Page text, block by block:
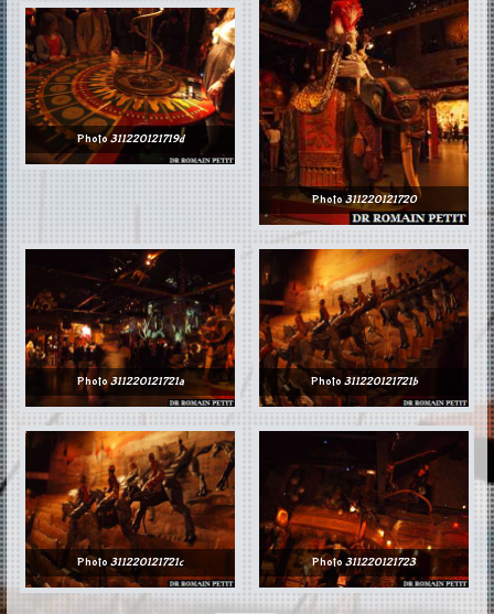
Photo311220121719d
Photo311220121720
Photo311220121721a Photo 311220121721b
Photo311220121721c Photo 311220121723